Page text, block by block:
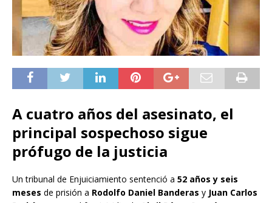
A cuatro años del asesinato, el
principal sospechoso sigue
prófugo de la justicia
Un tribunal de Enjuiciamiento sentenció a 52 años y seis
meses de prisión a Rodolfo Daniel Banderas y Juan Carlos